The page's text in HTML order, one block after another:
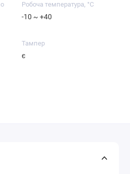
Робоча температура, °C
-10 ~ +40
Тампер
є